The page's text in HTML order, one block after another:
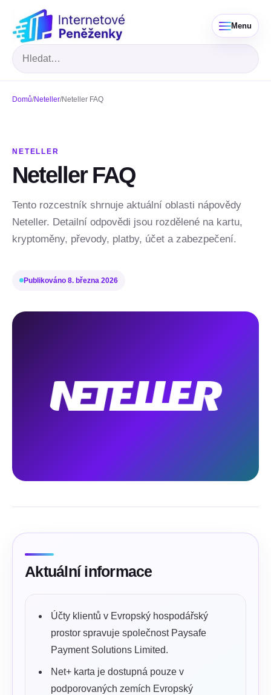
Menu
Hledat
Domů/Neteller/Neteller FAQ
NETELLER
Neteller FAQ
Tento rozcestník shrnuje aktuální oblasti nápovědy
Neteller. Detailní odpovědi jsou rozdělené na kartu,
kryptoměny, převody, platby, účet a zabezpečení.
Publikováno 8. března 2026
Aktuální informace
Účty klientů v Evropský hospodářský
prostor spravuje společnost Paysafe
Payment Solutions Limited.
Net+ karta je dostupná pouze v
podporovaných zemích Evropský